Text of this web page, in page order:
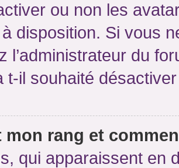
ou non les
disposition. Si vous
l’administrateur du
t-il souhaité
mon rang et
qui apparaissent en